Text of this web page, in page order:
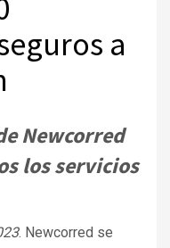
a
Newcorred
los servicios
. Newcorred se